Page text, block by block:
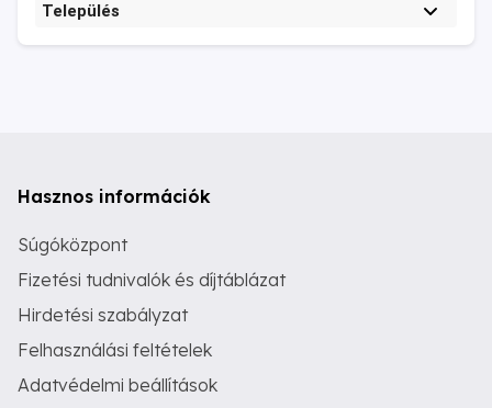
Település
Hasznos információk
Súgóközpont
Fizetési tudnivalók és díjtáblázat
Hirdetési szabályzat
Felhasználási feltételek
Adatvédelmi beállítások